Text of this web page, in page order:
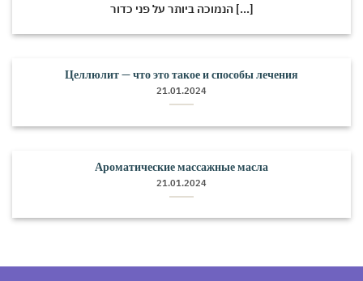
הנמוכה ביותר על פני כדור [...]
Целлюлит — что это такое и способы лечения
21.01.2024
Ароматические массажные масла
21.01.2024